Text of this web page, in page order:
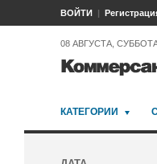
ВОЙТИ
08 АВГУСТА,
КАТЕГОРИИ